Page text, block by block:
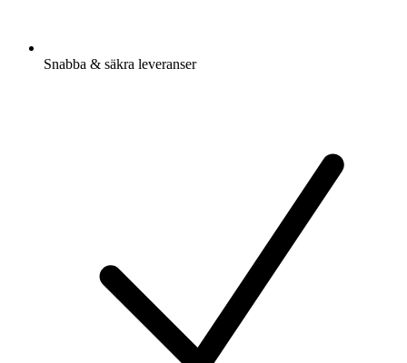
Snabba & säkra leveranser